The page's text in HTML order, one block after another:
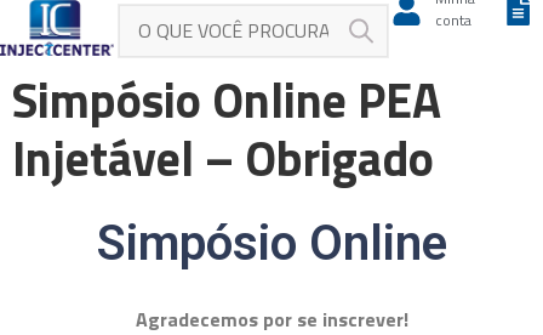
conta
Simpósio Online PEA
Injetável – Obrigado
Simpósio Online
Agradecemos por se inscrever!